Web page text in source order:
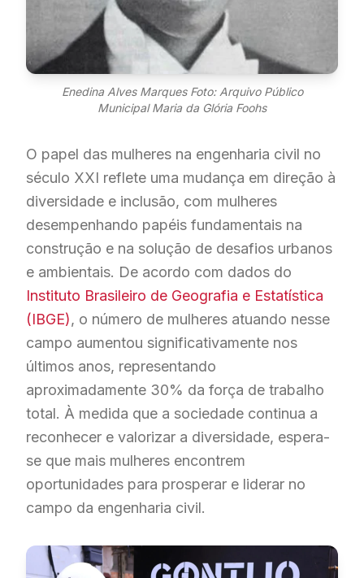
Enedina Alves Marques Foto: Arquivo Público
Municipal Maria da Glória Foohs
O papel das mulheres na engenharia civil no
século XXI reflete uma mudança em direção à
diversidade e inclusão, com mulheres
desempenhando papéis fundamentais na
construção e na solução de desafios urbanos
e ambientais. De acordo com dados do
Instituto Brasileiro de Geografia e Estatística
(IBGE), o número de mulheres atuando nesse
campo aumentou significativamente nos
últimos anos, representando
aproximadamente 30% da força de trabalho
total. À medida que a sociedade continua a
reconhecer e valorizar a diversidade, espera-
se que mais mulheres encontrem
oportunidades para prosperar e liderar no
campo da engenharia civil.